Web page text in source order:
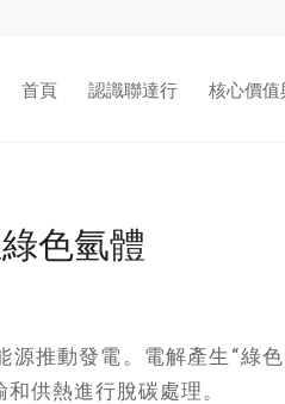
首頁 認識聯達行 核心價值
色氫體
推動發電。電解產生“綠
供熱進行脫碳處理。